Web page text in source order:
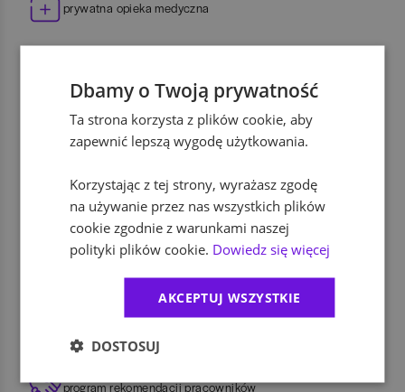
prywatna opieka medyczna
ubezpieczenie na życie
możliwość pracy zdalnej
dodatkowe świadczenia socjalne
program rekomendacji pracowników
Dbamy o Twoją prywatność
Ta strona korzysta z plików cookie, aby
zapewnić lepszą wygodę użytkowania.
Korzystając z tej strony, wyrażasz zgodę
na używanie przez nas wszystkich plików
cookie zgodnie z warunkami naszej
polityki plików cookie. Dowiedz się więcej
AKCEPTUJ WSZYSTKIE
DOSTOSUJ